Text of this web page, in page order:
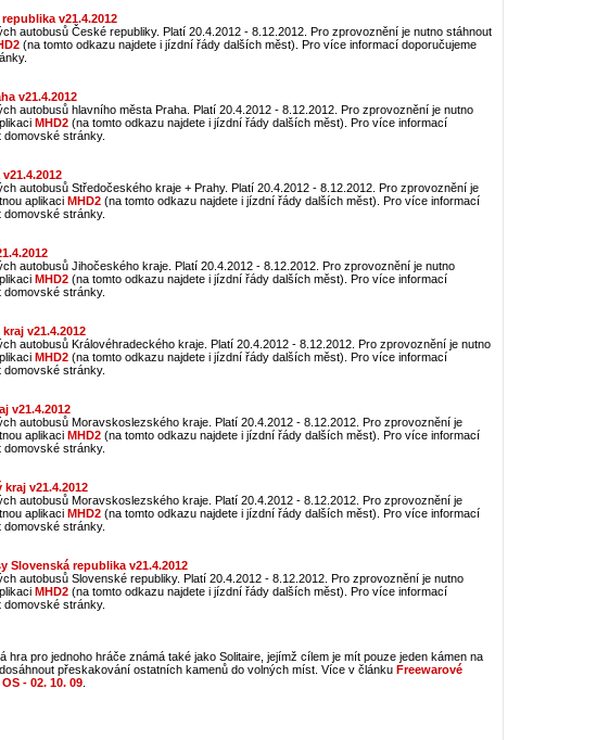
v21.4.2012
autobusů České republiky. Platí 20.4.2012 - 8.12.2012. Pro zprovoznění je nutno stáhnout
(na tomto odkazu najdete i jízdní řády dalších měst). Pro více informací doporučujeme
v21.4.2012
autobusů hlavního města Praha. Platí 20.4.2012 - 8.12.2012. Pro zprovoznění je nutno
MHD2(na tomto odkazu najdete i jízdní řády dalších měst). Pro více informací
domovské stránky.
autobusů Středočeského kraje + Prahy. Platí 20.4.2012 - 8.12.2012. Pro zprovoznění je
aplikaci MHD2(na tomto odkazu najdete i jízdní řády dalších měst). Pro více informací
domovské stránky.
autobusů Jihočeského kraje. Platí 20.4.2012 - 8.12.2012. Pro zprovoznění je nutno
MHD2(na tomto odkazu najdete i jízdní řády dalších měst). Pro více informací
domovské stránky.
v21.4.2012
autobusů Královéhradeckého kraje. Platí 20.4.2012 - 8.12.2012. Pro zprovoznění je nutno
MHD2(na tomto odkazu najdete i jízdní řády dalších měst). Pro více informací
domovské stránky.
v21.4.2012
autobusů Moravskoslezského kraje. Platí 20.4.2012 - 8.12.2012. Pro zprovoznění je
aplikaci MHD2(na tomto odkazu najdete i jízdní řády dalších měst). Pro více informací
domovské stránky.
v21.4.2012
autobusů Moravskoslezského kraje. Platí 20.4.2012 - 8.12.2012. Pro zprovoznění je
aplikaci MHD2(na tomto odkazu najdete i jízdní řády dalších měst). Pro více informací
domovské stránky.
Slovenská republika v21.4.2012
autobusů Slovenské republiky. Platí 20.4.2012 - 8.12.2012. Pro zprovoznění je nutno
MHD2(na tomto odkazu najdete i jízdní řády dalších měst). Pro více informací
domovské stránky.
hra pro jednoho hráče známá také jako Solitaire, jejímž cílem je mít pouze jeden kámen na
přeskakování ostatních kamenů do volných míst. Více v článku Freewarové
- 02. 10. 09.